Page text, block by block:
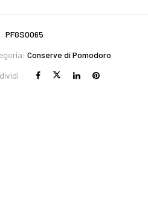
PFGS0065
Conserve di Pomodoro
: